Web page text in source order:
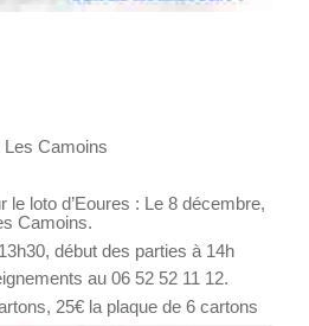
Les Camoins
le loto d’Eoures : Le 8 décembre,
Camoins.
début des parties à 14h
au 06 52 52 11 12.
25€ la plaque de 6 cartons